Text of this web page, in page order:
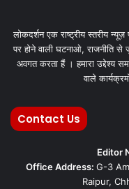
लोकदर्शन एक राष्ट्रीय स्तरीय
पर होने वाली घटनाओ, राजनीति
अवगत करता हैं । हमारा उद्देश्य
वाले
Contact Us
Editor
Office Address: G-3
Raipur,